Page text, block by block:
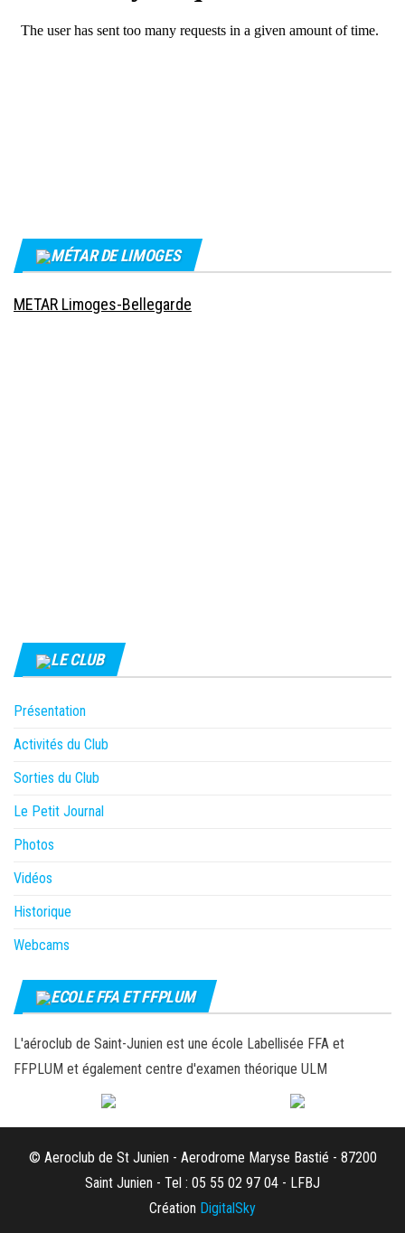
MÉTAR DE LIMOGES
METAR Limoges-Bellegarde
LE CLUB
Présentation
Activités du Club
Sorties du Club
Le Petit Journal
Photos
Vidéos
Historique
Webcams
ECOLE FFA ET FFPLUM
L'aéroclub de Saint-Junien est une école Labellisée FFA et
FFPLUM et également centre d'examen théorique ULM
© Aeroclub de St Junien - Aerodrome Maryse Bastié - 87200
Saint Junien - Tel : 05 55 02 97 04 - LFBJ
Création DigitalSky